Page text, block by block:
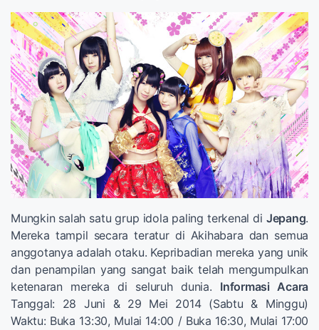
Mungkin salah satu grup idola paling terkenal di Jepang.
Mereka tampil secara teratur di Akihabara dan semua
anggotanya adalah otaku. Kepribadian mereka yang unik
dan penampilan yang sangat baik telah mengumpulkan
ketenaran mereka di seluruh dunia. Informasi Acara
Tanggal: 28 Juni & 29 Mei 2014 (Sabtu & Minggu)
Waktu: Buka 13:30, Mulai 14:00 / Buka 16:30, Mulai 17:00